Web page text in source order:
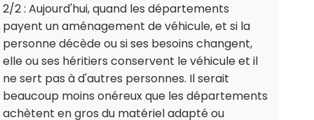
2/2 : Aujourd'hui, quand les départements
payent un aménagement de véhicule, et si la
personne décède ou si ses besoins changent,
elle ou ses héritiers conservent le véhicule et il
ne sert pas à d'autres personnes. Il serait
beaucoup moins onéreux que les départements
achètent en gros du matériel adapté ou